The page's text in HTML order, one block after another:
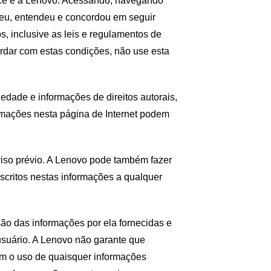
entendeu e concordou em seguir
inclusive as leis e regulamentos de
com estas condições, não use esta
e informações de direitos autorais,
nesta página de Internet podem
prévio. A Lenovo pode também fazer
nestas informações a qualquer
das informações por ela fornecidas e
A Lenovo não garante que
o uso de quaisquer informações